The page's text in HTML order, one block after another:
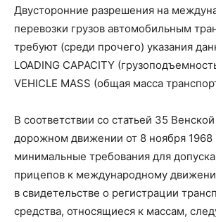
Двусторонние разрешения на
перевозки грузов автомобильным
требуют (среди прочего) указания
LOADING CAPACITY
VEHICLE MASS (общая масса
В соответствии со статьей 35
дорожном движении от 8 ноября 1968
минимальные требования для
прицепов к международному
в свидетельстве о регистрации
средства, относящиеся к массам,